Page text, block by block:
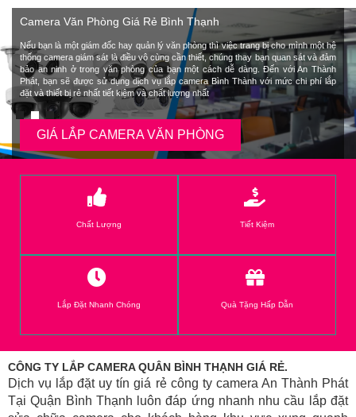
Camera Văn Phòng Giá Rẻ Bình Thạnh
Nếu bạn là một giám đốc hay quản lý văn phòng thì việc trang bị cho mình một hệ
thống camera giám sát là điều vô cùng cần thiết, chúng thay bạn quan sát và đảm
bảo an ninh ở trong văn phòng của bạn một cách dễ dàng. Đến với An Thành
Phát, bạn sẽ được sử dụng dịch vụ lắp camera Bình Thành với mức chi phí lắp
đặt và thiết bị rẻ nhất tiết kiệm và chất lượng nhất
GIÁ LẮP CAMERA VĂN PHÒNG
Chất Lượng Tiết Kiệm
Lắp Đặt Nhanh Chóng Quà Tặng Hấp Dẫn
CÔNG TY LẮP CAMERA QUÂN BÌNH THẠNH GIÁ RẺ.
Dịch vụ lắp đặt uy tín giá rẻ công ty camera An Thành Phát
Tại Quận Bình Thạnh luôn đáp ứng nhanh nhu cầu lắp đặt